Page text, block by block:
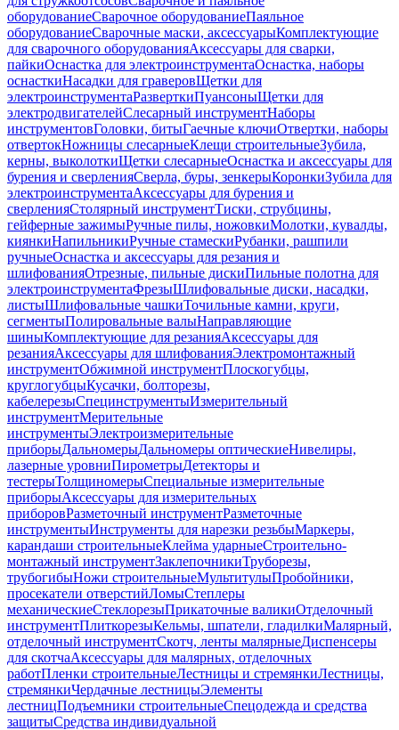
оборудованиеСварочное оборудованиеПаяльное
оборудованиеСварочные маски, аксессуарыКомплектующие
для сварочного оборудованияАксессуары для сварки,
пайкиОснастка для электроинструментаОснастка, наборы
оснасткиНасадки для граверовЩетки для
электроинструментаРазверткиПуансоныЩетки для
электродвигателейСлесарный инструментНаборы
инструментовГоловки, битыГаечные ключиОтвертки, наборы
отвертокНожницы слесарныеКлещи строительныеЗубила,
керны, выколоткиЩетки слесарныеОснастка и аксессуары для
бурения и сверленияСверла, буры, зенкерыКоронкиЗубила для
электроинструментаАксессуары для бурения и
сверленияСтолярный инструментТиски, струбцины,
гейферные зажимыРучные пилы, ножовкиМолотки, кувалды,
киянкиНапильникиРучные стамескиРубанки, рашпили
ручныеОснастка и аксессуары для резания и
шлифованияОтрезные, пильные дискиПильные полотна для
электроинструментаФрезыШлифовальные диски, насадки,
листыШлифовальные чашкиТочильные камни, круги,
сегментыПолировальные валыНаправляющие
шиныКомплектующие для резанияАксессуары для
резанияАксессуары для шлифованияЭлектромонтажный
инструментОбжимной инструментПлоскогубцы,
круглогубцыКусачки, болторезы,
кабелерезыСпецинструментыИзмерительный
инструментМерительные
инструментыЭлектроизмерительные
приборыДальномерыДальномеры оптическиеНивелиры,
лазерные уровниПирометрыДетекторы и
тестерыТолщиномерыСпециальные измерительные
приборыАксессуары для измерительных
приборовРазметочный инструментРазметочные
инструментыИнструменты для нарезки резьбыМаркеры,
карандаши строительныеКлейма ударныеСтроительно-
монтажный инструментЗаклепочникиТруборезы,
трубогибыНожи строительныеМультитулыПробойники,
просекатели отверстийЛомыСтеплеры
механическиеСтеклорезыПрикаточные валикиОтделочный
инструментПлиткорезыКельмы, шпатели, гладилкиМалярный,
отделочный инструментСкотч, ленты малярныеДиспенсеры
для скотчаАксессуары для малярных, отделочных
работПленки строительныеЛестницы и стремянкиЛестницы,
стремянкиЧердачные лестницыЭлементы
лестницПодъемники строительныеСпецодежда и средства
защитыСредства индивидуальной